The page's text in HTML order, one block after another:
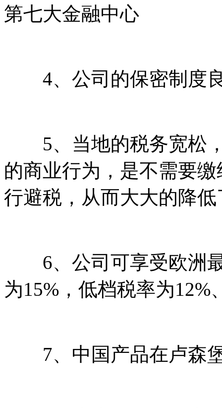
第七大金融中心
4、公司的保密制度
5、当地的税务宽松，
的商业行为，是不需要
行避税，从而大大的降
6、公司可享受欧洲最
为15%，低档税率为12%
7、中国产品在卢森